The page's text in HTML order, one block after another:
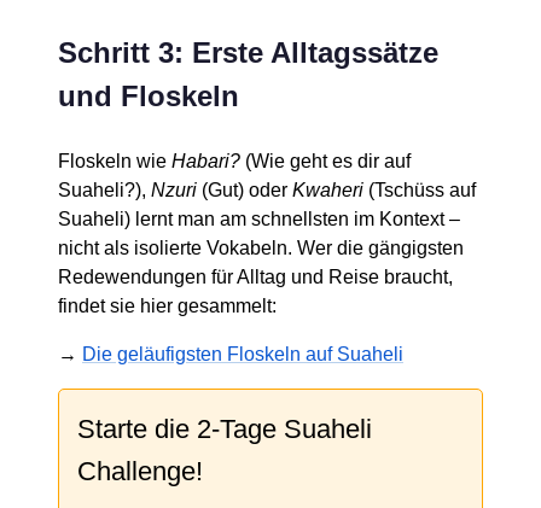
Schritt 3: Erste Alltagssätze
und Floskeln
Floskeln wie Habari? (Wie geht es dir auf
Suaheli?), Nzuri (Gut) oder Kwaheri (Tschüss auf
Suaheli) lernt man am schnellsten im Kontext –
nicht als isolierte Vokabeln. Wer die gängigsten
Redewendungen für Alltag und Reise braucht,
findet sie hier gesammelt:
→ Die geläufigsten Floskeln auf Suaheli
Starte die 2-Tage Suaheli
Challenge!